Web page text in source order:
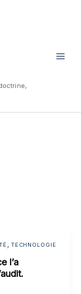
, TECHNOLOGIE
l’a